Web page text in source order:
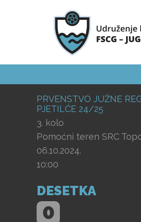
PRVENSTVO JUŽNE
PJETILĆE 24/25
3. kolo
Pomoćni teren SRC
06.10.2024.
10:00
DESETKA
0